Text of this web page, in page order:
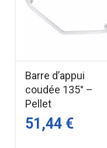
Barre d’appui
coudée 135° –
Pellet
51,44 €